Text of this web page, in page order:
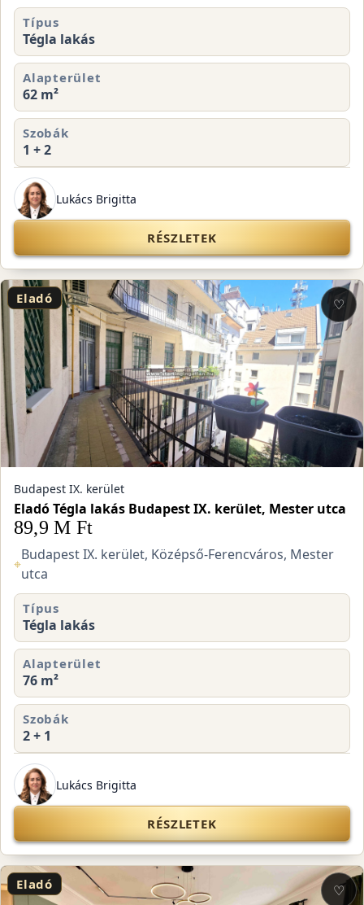
Típus
Tégla lakás
Alapterület
62 m²
Szobák
1 + 2
Lukács Brigitta
RÉSZLETEK
Eladó ♡
Budapest IX. kerület
Eladó Tégla lakás Budapest IX. kerület, Mester utca
89,9 M Ft
⌖
Budapest IX. kerület, Középső-Ferencváros, Mester
utca
Típus
Tégla lakás
Alapterület
76 m²
Szobák
2 + 1
Lukács Brigitta
RÉSZLETEK
Eladó ♡